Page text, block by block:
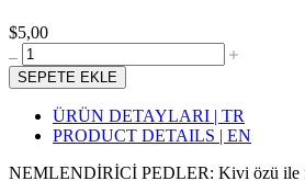
$5,00
SEPETE EKLE
ÜRÜN DETAYLARI | TR
PRODUCT DETAILS | EN
NEMLENDİRİCİ PEDLER: Kivi özü ile